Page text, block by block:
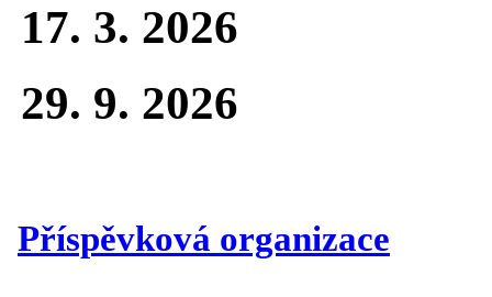
17. 3. 2026
29. 9. 2026
Příspěvková organizace